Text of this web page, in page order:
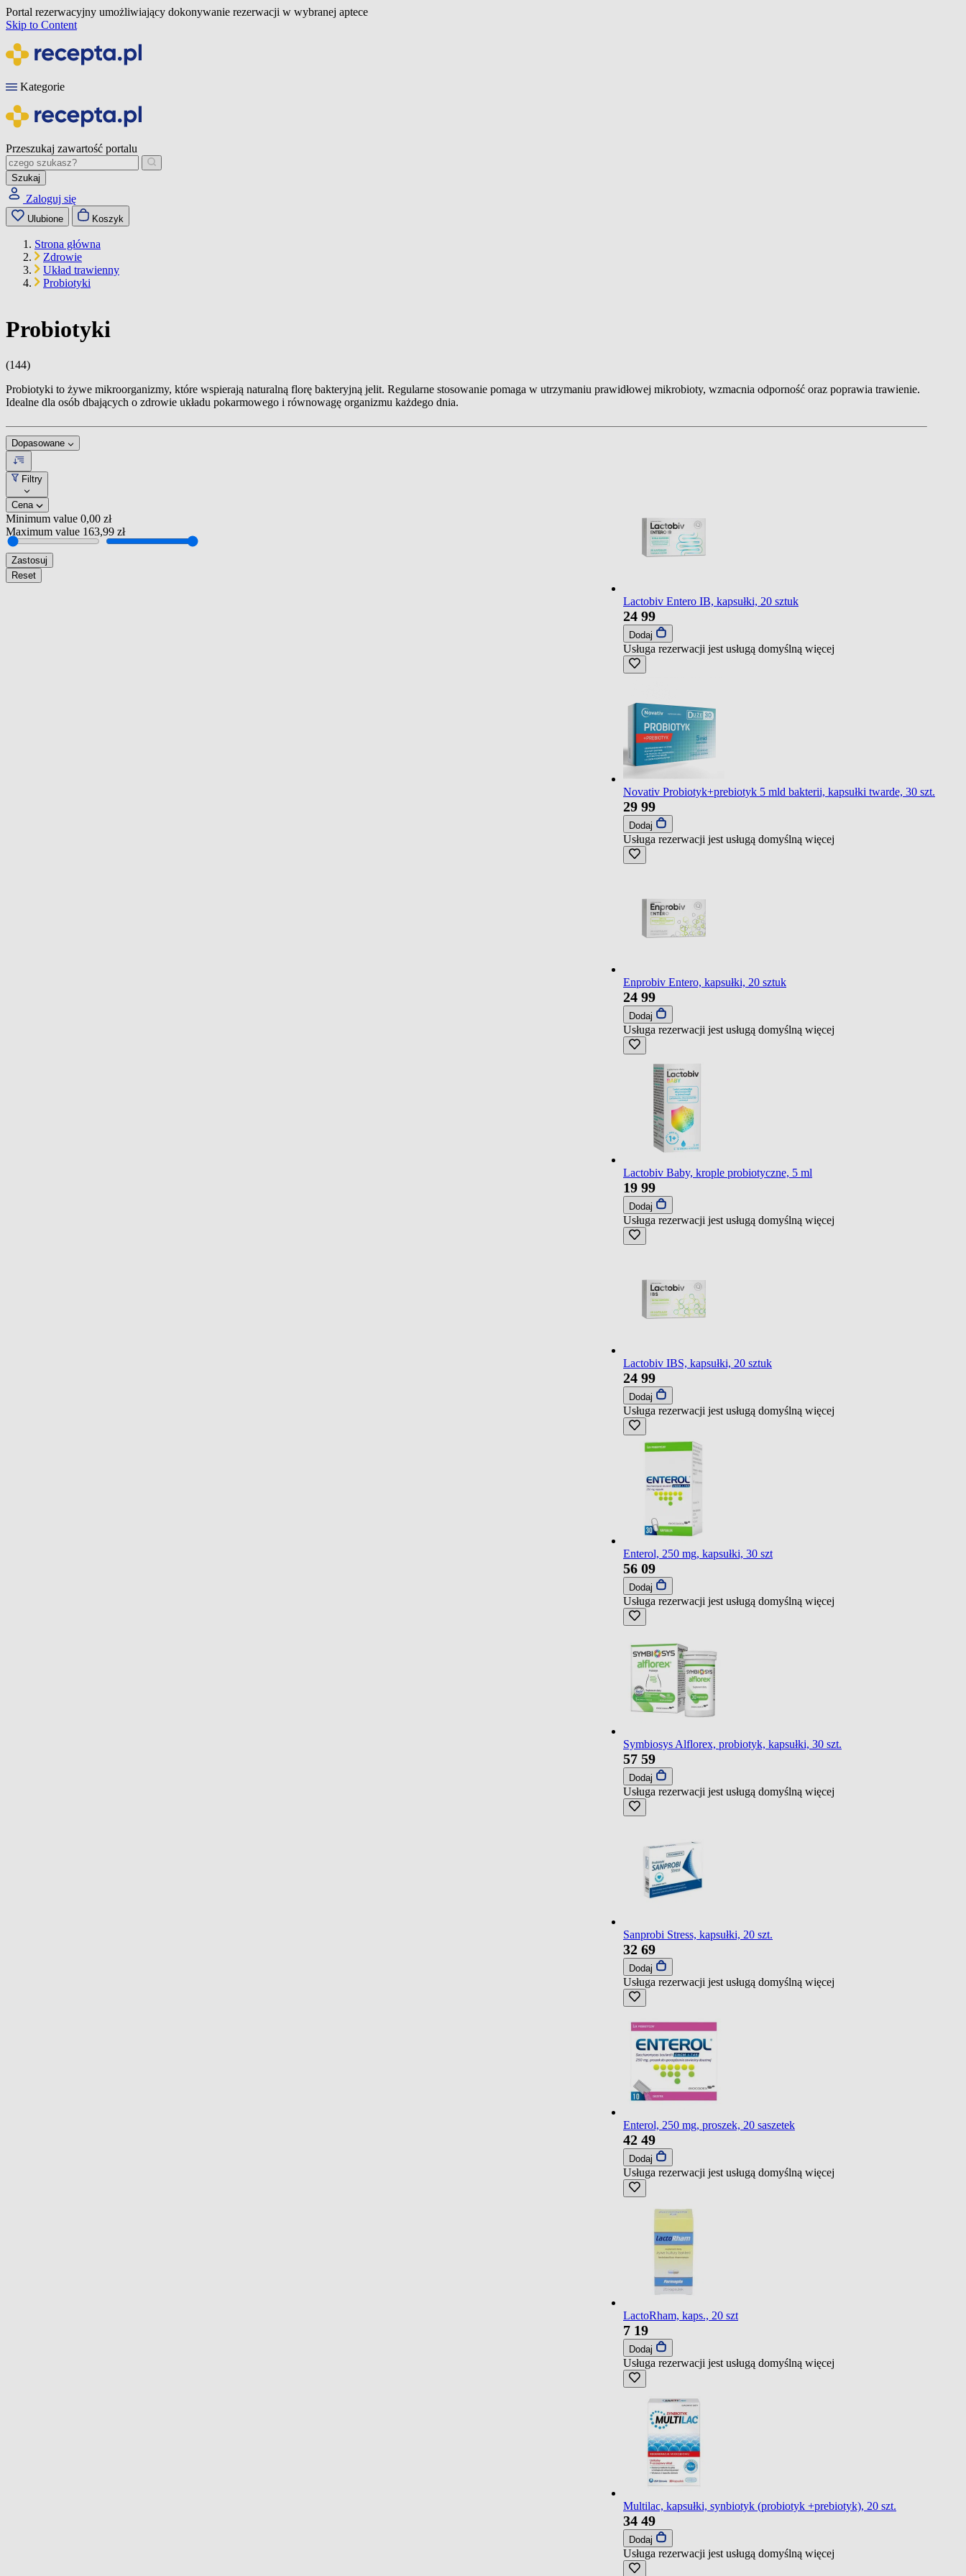
Portal rezerwacyjny umożliwiający dokonywanie rezerwacji w wybranej aptece
Skip to Content
Kategorie
Przeszukaj zawartość portalu
Szukaj
Zaloguj się
Ulubione Koszyk
Strona główna
Zdrowie
Układ trawienny
Probiotyki
Probiotyki
(144)
Probiotyki to żywe mikroorganizmy, które wspierają naturalną florę bakteryjną jelit. Regularne stosowanie pomaga w utrzymaniu prawidłowej mikrobioty, wzmacnia odporność oraz poprawia trawienie.
Idealne dla osób dbających o zdrowie układu pokarmowego i równowagę organizmu każdego dnia.
Dopasowane
Filtry
Cena
Minimum value 0,00 zł
Maximum value 163,99 zł
Zastosuj
Reset
Lactobiv Entero IB, kapsułki, 20 sztuk
24 99
Dodaj
Usługa rezerwacji jest usługą domyślną więcej
Novativ Probiotyk+prebiotyk 5 mld bakterii, kapsułki twarde, 30 szt.
29 99
Dodaj
Usługa rezerwacji jest usługą domyślną więcej
Enprobiv Entero, kapsułki, 20 sztuk
24 99
Dodaj
Usługa rezerwacji jest usługą domyślną więcej
Lactobiv Baby, krople probiotyczne, 5 ml
19 99
Dodaj
Usługa rezerwacji jest usługą domyślną więcej
Lactobiv IBS, kapsułki, 20 sztuk
24 99
Dodaj
Usługa rezerwacji jest usługą domyślną więcej
Enterol, 250 mg, kapsułki, 30 szt
56 09
Dodaj
Usługa rezerwacji jest usługą domyślną więcej
Symbiosys Alflorex, probiotyk, kapsułki, 30 szt.
57 59
Dodaj
Usługa rezerwacji jest usługą domyślną więcej
Sanprobi Stress, kapsułki, 20 szt.
32 69
Dodaj
Usługa rezerwacji jest usługą domyślną więcej
Enterol, 250 mg, proszek, 20 saszetek
42 49
Dodaj
Usługa rezerwacji jest usługą domyślną więcej
LactoRham, kaps., 20 szt
7 19
Dodaj
Usługa rezerwacji jest usługą domyślną więcej
Multilac, kapsułki, synbiotyk (probiotyk +prebiotyk), 20 szt.
34 49
Dodaj
Usługa rezerwacji jest usługą domyślną więcej